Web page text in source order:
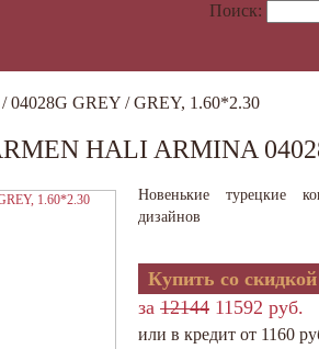
Поиск:
/ 04028G GREY / GREY, 1.60*2.30
HALI ARMINA
Новенькие турецкие
дизайнов
Купить со скидкой
за 12144 11592 руб.
или в кредит от 1160